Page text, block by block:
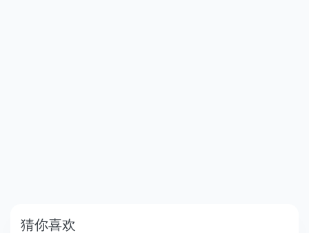
猜你喜欢